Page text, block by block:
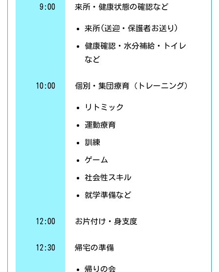
9:00 来所・健康状態の確認など
来所(送迎・保護者お送り)
健康確認・水分補給・トイレ
など
10:00 個別・集団療育（トレーニング）
リトミック
運動療育
訓練
ゲーム
社会性スキル
就学準備など
12:00 お片付け・身支度
12:30 帰宅の準備
帰りの会